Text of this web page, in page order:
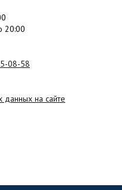
20:00
08-58
данных на сайте